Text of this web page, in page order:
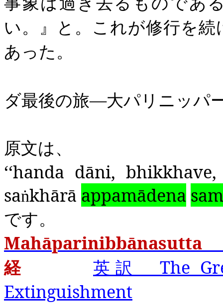
い。』と。これが修行を
あった。
ダ最後の旅―大パリニッパ
原文は、
‘‘handa dāni,bhikkhave
saṅkhārā appamādena
です。
Mahāparinibbānasutta
経
英訳 The
Extinguishment